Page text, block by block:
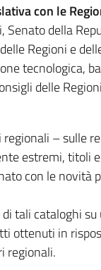
con le
della
Regioni e
tecnologica,
delle
regionali – sulle
estremi, titoli
con le novità
tali cataloghi
ottenuti in
regionali.